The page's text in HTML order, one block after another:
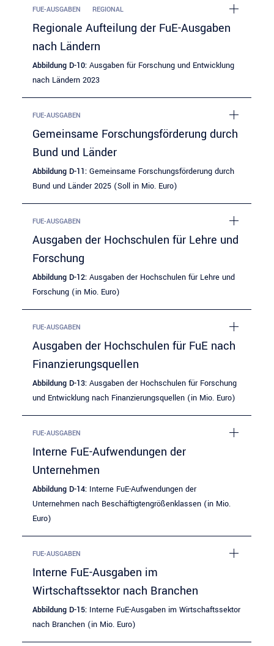
FUE-AUSGABEN REGIONAL
Regionale Aufteilung der FuE-Ausgaben
nach Ländern
Abbildung D-10: Ausgaben für Forschung und Entwicklung
nach Ländern 2023
FUE-AUSGABEN
Gemeinsame Forschungsförderung durch
Bund und Länder
Abbildung D-11: Gemeinsame Forschungsförderung durch
Bund und Länder 2025 (Soll in Mio. Euro)
FUE-AUSGABEN
Ausgaben der Hochschulen für Lehre und
Forschung
Abbildung D-12: Ausgaben der Hochschulen für Lehre und
Forschung (in Mio. Euro)
FUE-AUSGABEN
Ausgaben der Hochschulen für FuE nach
Finanzierungsquellen
Abbildung D-13: Ausgaben der Hochschulen für Forschung
und Entwicklung nach Finanzierungsquellen (in Mio. Euro)
FUE-AUSGABEN
Interne FuE-Aufwendungen der
Unternehmen
Abbildung D-14: Interne FuE-Aufwendungen der
Unternehmen nach Beschäftigtengrößenklassen (in Mio.
Euro)
FUE-AUSGABEN
Interne FuE-Ausgaben im
Wirtschaftssektor nach Branchen
Abbildung D-15: Interne FuE-Ausgaben im Wirtschaftssektor
nach Branchen (in Mio. Euro)